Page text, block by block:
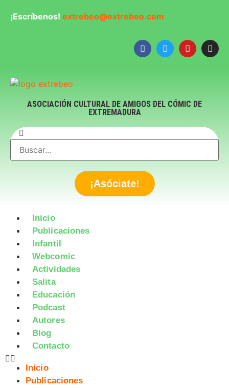
¡Escríbenos! extrebeo@extrebeo.com
ASOCIACIÓN CULTURAL DE AMIGOS DEL CÓMIC DE
EXTREMADURA
¡Asóciate!
Inicio
Publicaciones
Infantil
Webcomic
Actividades
Salita
Educación
Podcast
Autores
Blog
Contacto
Inicio
Publicaciones